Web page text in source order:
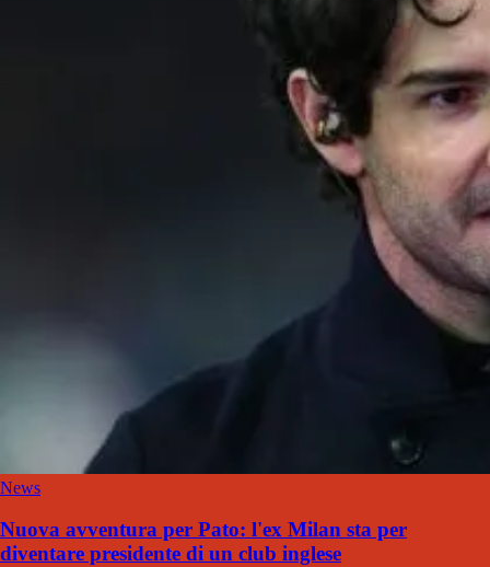
News
Nuova avventura per Pato: l'ex Milan sta per
diventare presidente di un club inglese